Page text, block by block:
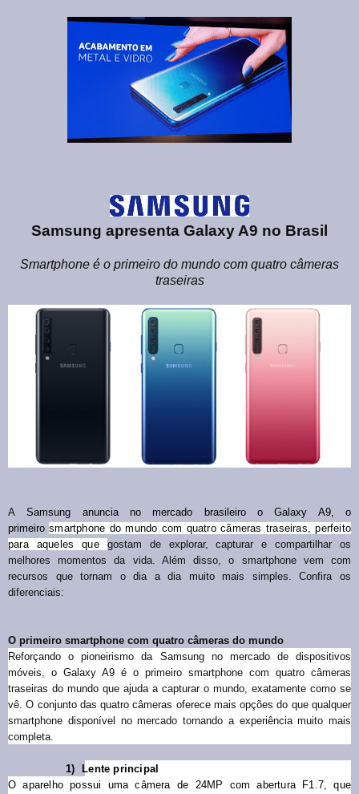
Samsung apresenta Galaxy A9 no Brasil
Smartphone é o primeiro do mundo com quatro câmeras
traseiras
ASamsung anuncia no mercado brasileiro o Galaxy A9, o
primeirosmartphone do mundo com quatro câmeras traseiras, perfeito
para aqueles que gostam de explorar, capturar e compartilhar os
melhores momentos da vida. Além disso, o smartphone vem com
recursos que tornam o dia a dia muito mais simples. Confira os
diferenciais:
O primeiro smartphone com quatro câmeras do mundo
Reforçando o pioneirismo da Samsung no mercado de dispositivos
móveis, o Galaxy A9 é o primeiro smartphone com quatro câmeras
traseiras do mundo que ajuda a capturar o mundo, exatamente como se
vê. O conjunto das quatro câmeras oferece mais opções do que qualquer
smartphone disponível no mercado tornando a experiência muito mais
completa.
1)
Lente principal
O aparelho possui uma câmera de 24MP com abertura F1.7, que